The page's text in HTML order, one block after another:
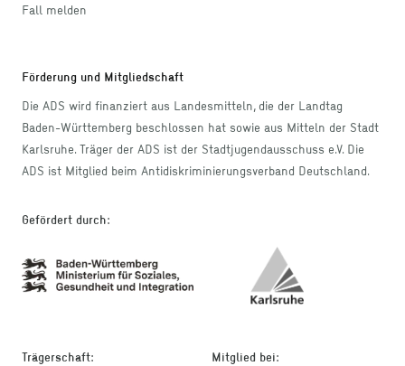
Fall melden
Förderung und Mitgliedschaft
Die ADS wird finanziert aus Landesmitteln, die der Landtag
Baden-Württemberg beschlossen hat sowie aus Mitteln der Stadt
Karlsruhe. Träger der ADS ist der Stadtjugendausschuss e.V. Die
ADS ist Mitglied beim Antidiskriminierungsverband Deutschland.
Gefördert durch:
Trägerschaft: Mitglied bei: